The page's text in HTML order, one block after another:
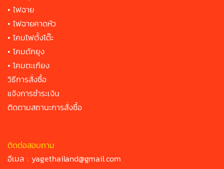
• ไฟฉาย
• ไฟฉายคาดหัว
• โคมไฟตั้งโต๊ะ
• โคมดักยุง
• โคมตะเกียง
วิธีการสั่งซื้อ
แจ้งการชำระเงิน
ติดตามสถานะการสั่งซื้อ
ติดต่อสอบถาม
อีเมล : yagethailand@gmail.com